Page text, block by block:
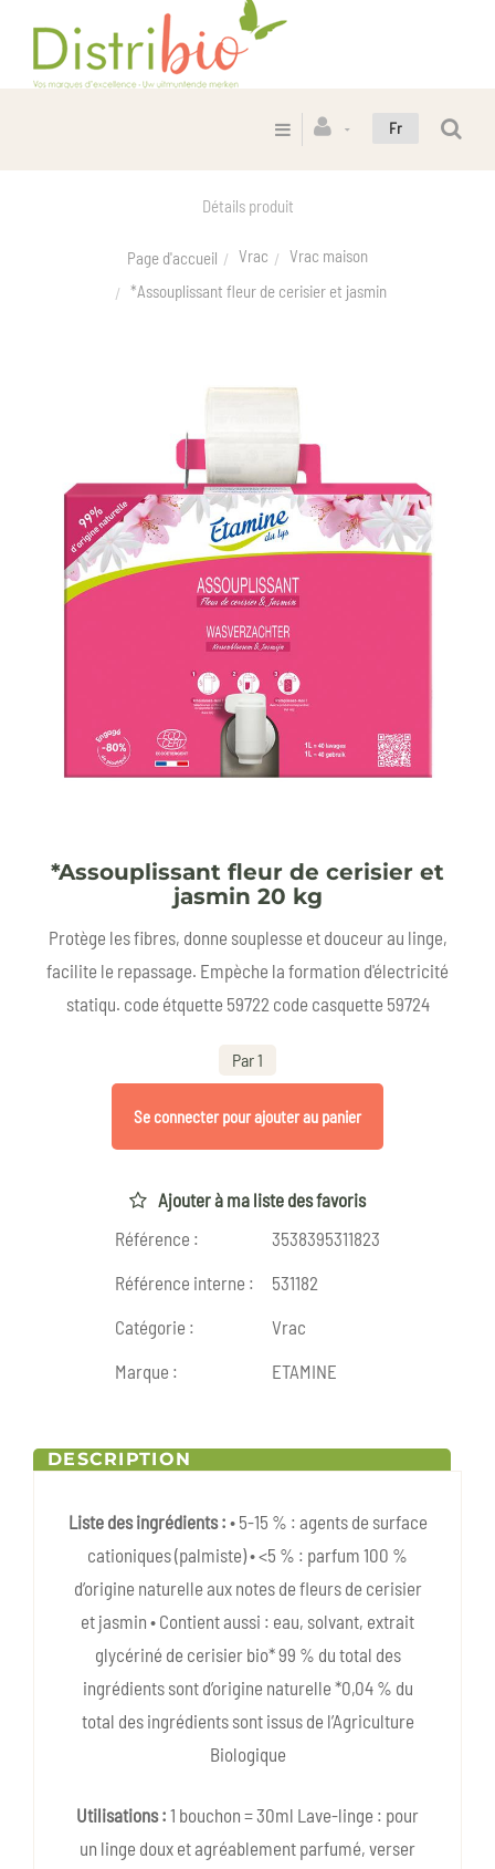
Fr
Détails produit
Page d'accueil Vrac
Vrac maison
*Assouplissant fleur de cerisier et jasmin
*Assouplissant fleur de cerisier et
jasmin 20 kg
Protège les fibres, donne souplesse et douceur au linge,
facilite le repassage. Empèche la formation d'électricité
statiqu. code étquette 59722 code casquette 59724
Par 1
Se connecter pour ajouter au panier
Ajouter à ma liste des favoris
Référence :
3538395311823
Référence interne :
531182
Catégorie :
Vrac
Marque :
ETAMINE
DESCRIPTION
Liste des ingrédients : • 5-15 % : agents de surface
cationiques (palmiste) • <5 % : parfum 100 %
d’origine naturelle aux notes de fleurs de cerisier
et jasmin • Contient aussi : eau, solvant, extrait
glycériné de cerisier bio* 99 % du total des
ingrédients sont d’origine naturelle *0,04 % du
total des ingrédients sont issus de l’Agriculture
Biologique
Utilisations : 1 bouchon = 30ml Lave-linge : pour
un linge doux et agréablement parfumé, verser